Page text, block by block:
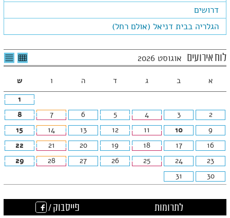
דרושים
הגלריה בבית דניאל (אולם רחל)
לוח אירועים אוגוסט 2026 לצפיה
בטבלה
א ב ג ד ה ו
ש
1
2
3
4
5
6
7
8
9
10
11
12
13
14
15
16
17
18
19
20
21
22
23
24
25
26
27
28
29
30
31
לתרומות פייסבוק /